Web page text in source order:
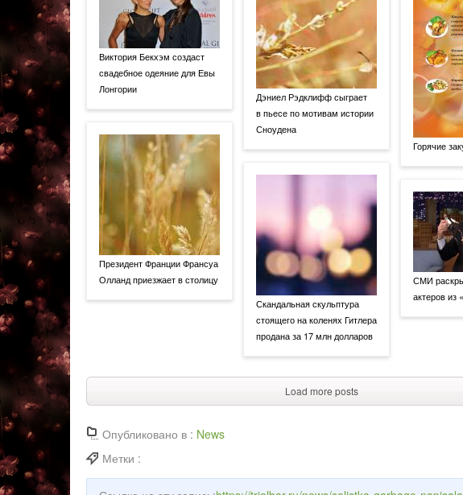
Виктория Бекхэм создаст
свадебное одеяние для Евы
Лонгории
Президент Франции Франсуа
Олланд приезжает в столицу
Дэниел Рэдклифф сыграет
в пьесе по мотивам истории
Сноудена
Скандальная скульптура
стоящего на коленях Гитлера
продана за 17 млн долларов
Горячие
СМИ
актеров из
Load more posts
Опубликовано в : News
Метки :